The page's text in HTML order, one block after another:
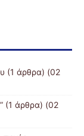
(1 άρθρα) (02
(1 άρθρα) (02